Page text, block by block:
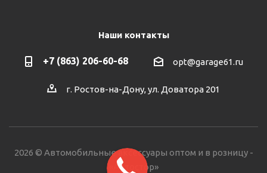
Наши контакты
+7 (863) 206-60-68 opt@garage61.ru
г. Ростов-на-Дону, ул. Доватора 201
2026 © Автомобильные аксессуары оптом и в розницу -
«Автостор»